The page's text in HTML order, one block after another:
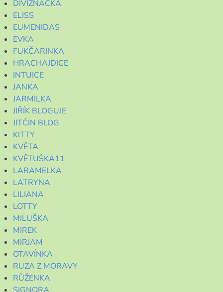
DIVIZNAČKA
ELISS
EUMENIDAS
EVKA
FUKČARINKA
HRACHAJDICE
INTUICE
JANKA
JARMILKA
JIŘÍK BLOGUJE
JITČIN BLOG
KITTY
KVĚTA
KVĚTUŠKA11
LARAMELKA
LATRYNA
LILIANA
LOTTY
MILUŠKA
MIREK
MIRJAM
OTAVÍNKA
RUZA Z MORAVY
RŮŽENKA